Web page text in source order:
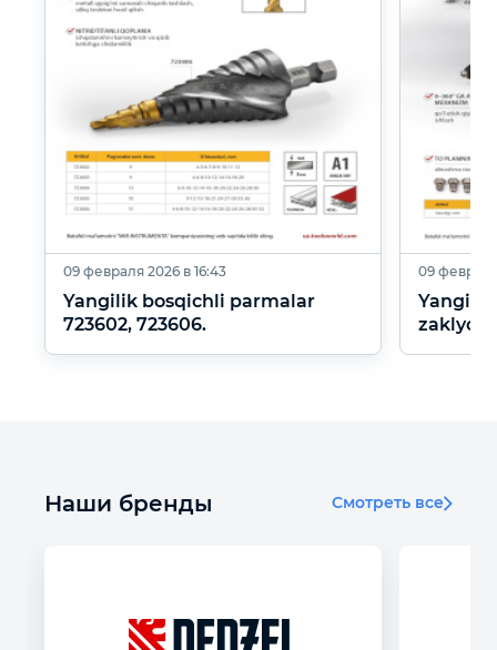
09 февраля 2026 в 16:43
Yangilik bosqichli parmalar
723602, 723606.
09
Yangilik
Наши бренды Смотреть все